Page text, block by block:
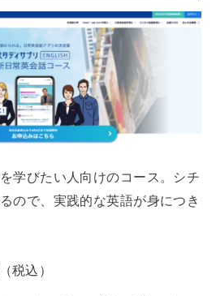
学びたい人向けのコース。シチ
ので、実践的な英語が身につき
税込）